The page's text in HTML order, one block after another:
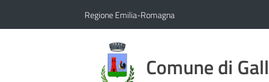
Regione Emilia-Romagna
Comune di